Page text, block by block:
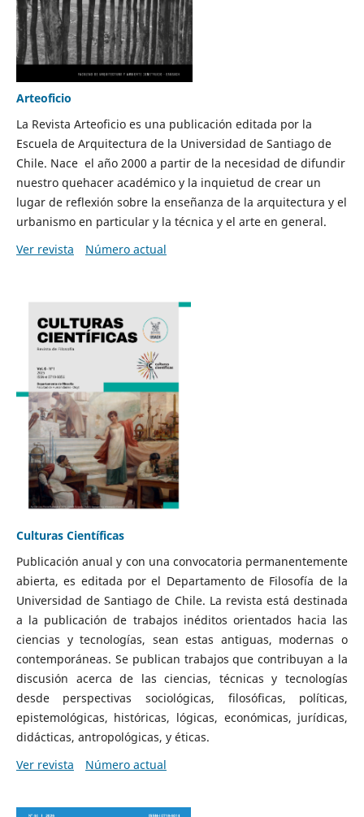
Arteoficio
La Revista Arteoficio es una publicación editada por la
Escuela de Arquitectura de la Universidad de Santiago de
Chile. Nace el año 2000 a partir de la necesidad de difundir
nuestro quehacer académico y la inquietud de crear un
lugar de reflexión sobre la enseñanza de la arquitectura y el
urbanismo en particular y la técnica y el arte en general.
Ver revista
Número actual
Culturas Científicas
Publicación anual y con una convocatoria permanentemente
abierta, es editada por el Departamento de Filosofía de la
Universidad de Santiago de Chile. La revista está destinada
a la publicación de trabajos inéditos orientados hacia las
ciencias y tecnologías, sean estas antiguas, modernas o
contemporáneas. Se publican trabajos que contribuyan a la
discusión acerca de las ciencias, técnicas y tecnologías
desde perspectivas sociológicas, filosóficas, políticas,
epistemológicas, históricas, lógicas, económicas, jurídicas,
didácticas, antropológicas, y éticas.
Ver revista
Número actual